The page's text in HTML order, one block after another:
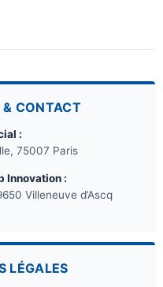
CONTACT
:
75007 Paris
Innovation :
Villeneuve d’Ascq
LÉGALES